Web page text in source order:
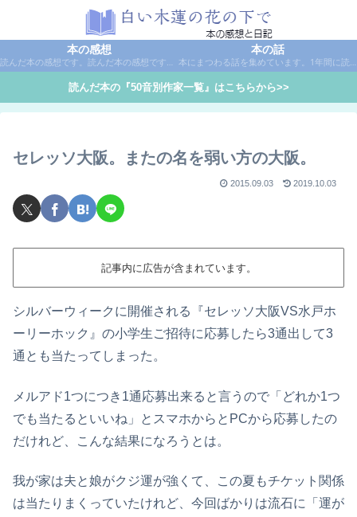
本の感想
読んだ本の感想です。読んだ本の感想です。本は作家名で50音別に分類しています。
本の話
本にまつわる話を集めています。1年間に読んだ本の総括や、本に関する話題など。
読んだ本の『50音別作家一覧』はこちらから>>
セレッソ大阪。またの名を弱い方の大阪。
2015.09.03 2019.10.03
記事内に広告が含まれています。
シルバーウィークに開催される『セレッソ大阪VS水戸ホ
ーリーホック』の小学生ご招待に応募したら3通出して3
通とも当たってしまった。
メルアド1つにつき1通応募出来ると言うので「どれか1つ
でも当たるといいね」とスマホからとPCから応募したの
だけれど、こんな結果になろうとは。
我が家は夫と娘がクジ運が強くて、この夏もチケット関係
は当たりまくっていたけれど、今回ばかりは流石に「運が